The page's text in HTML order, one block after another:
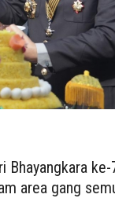
Bhayangkara
area gang